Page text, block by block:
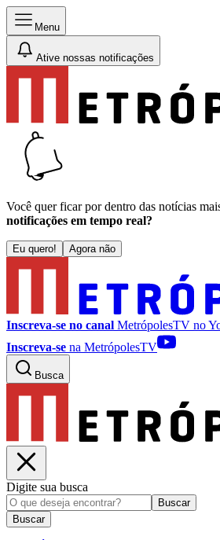
Menu
Ative nossas notificações
Você quer ficar por dentro das notícias
notificações em tempo real?
Eu quero! Agora não
Inscreva-se no canal MetrópolesTV no
Inscreva-se na MetrópolesTV
Busca
Digite sua busca
Buscar
Buscar